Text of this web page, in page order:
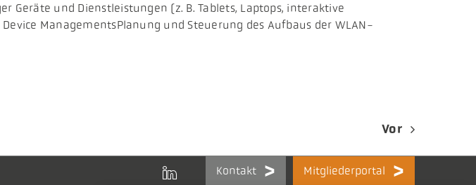
und Dienstleistungen (z. B. Tablets, Laptops, interaktive
ManagementsPlanung und Steuerung des Aufbaus der WLAN-
Vor
Kontakt Mitgliederportal